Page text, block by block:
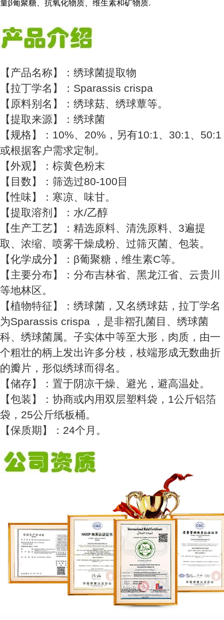
量β葡聚糖、抗氧化物质、维生素和矿物质.
【产品名称】：绣球菌提取物
【拉丁学名】：Sparassis crispa
【原料别名】：绣球菇、绣球蕈等。
【提取来源】：绣球菌
【规格】：10%、20%，另有10:1、30:1、50:1
或根据客户需求定制。
【外观】：棕黄色粉末
【目数】：筛选过80-100目
【性味】：寒凉、味甘。
【提取溶剂】：水/乙醇
【生产工艺】：精选原料、清洗原料、3遍提
取、浓缩、喷雾干燥成粉、过筛灭菌、包装。
【化学成分】：β葡聚糖，维生素C等。
【主要分布】：分布吉林省、黑龙江省、云贵川
等地林区。
【植物特征】：绣球菌，又名绣球菇，拉丁学名
为Sparassis crispa ，是非褶孔菌目、绣球菌
科、绣球菌属。子实体中等至大形，肉质，由一
个粗壮的柄上发出许多分枝，枝端形成无数曲折
的瓣片，形似绣球而得名。
【储存】：置于阴凉干燥、避光，避高温处。
【包装】：协商或内用双层塑料袋，1公斤铝箔
袋，25公斤纸板桶。
【保质期】：24个月。